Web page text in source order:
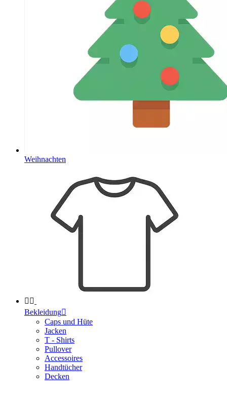
Weihnachten
 
Bekleidung
Caps und Hüte
Jacken
T - Shirts
Pullover
Accessoires
Handtücher
Decken